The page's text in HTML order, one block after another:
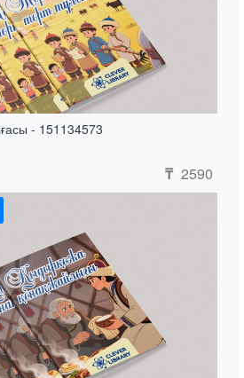
- 151134573
₸ 2590